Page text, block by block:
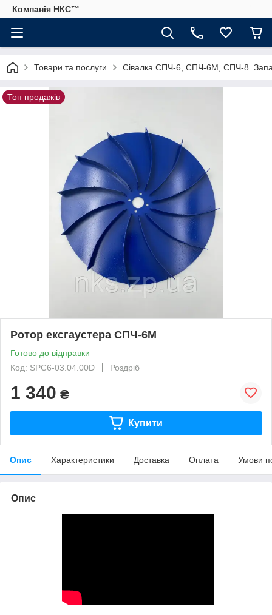
Компанія НКС™
Товари та послуги Сівалка СПЧ-6, СПЧ-6М, СПЧ-8.
Топ продажів
Ротор ексгаустера СПЧ-6М
Готово до відправки
Код: SPC6-03.04.00D
Роздріб
1 340 ₴
Купити
Опис Характеристики Доставка Оплата Умови
Опис